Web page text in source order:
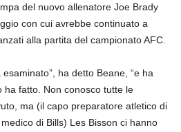
del nuovo allenatore Joe Brady
con cui avrebbe continuato a
alla partita del campionato AFC.
ha detto Beane, “e ha
ha fatto. Non conosco tutte le
ma (il capo preparatore atletico di
di Bills) Les Bisson ci hanno